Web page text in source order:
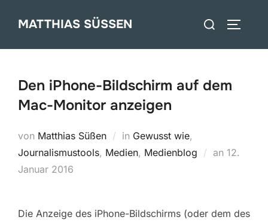
InhaltMATTHIAS SÜSSEN
Suchen
Den iPhone-Bildschirm auf dem
Mac-Monitor anzeigen
von Matthias Süßen in Gewusst wie,
Journalismustools, Medien, Medienblog an 12.
Januar 2016
Die Anzeige des iPhone-Bildschirms (oder dem des